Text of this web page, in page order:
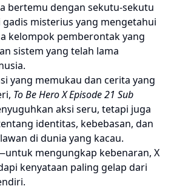
bertemu dengan sekutu-sekutu
misterius yang mengetahui
kelompok pemberontak yang
sistem yang telah lama
yang memukau dan cerita yang
To Be Hero X Episode 21 Sub
aksi seru, tetapi juga
identitas, kebebasan, dan
di dunia yang kacau.
mengungkap kebenaran, X
kenyataan paling gelap dari